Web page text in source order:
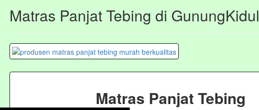
Matras Panjat Tebing di GunungKidul
Matras Panjat Tebing